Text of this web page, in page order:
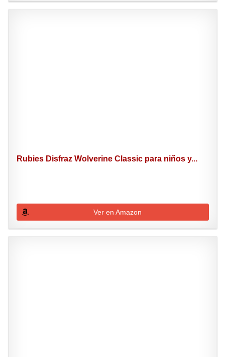
Rubies Disfraz Wolverine Classic para niños y...
Ver en Amazon